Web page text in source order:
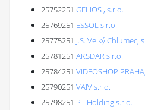
25752251 GELIOS , s.r.o.
25769251 ESSOL s.r.o.
25775251 J.S. Velký Chlumec,
25781251 AKSDAR s.r.o.
25784251 VIDEOSHOP
25790251 VAIV s.r.o.
25798251 PT Holding s.r.o.